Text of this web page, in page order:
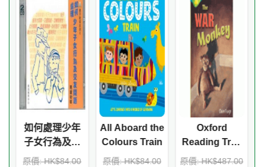
如何處理少年
子女行為及交
友問題(CD)
原價: HK$84.00
All Aboard the
Colours Train
原價: HK$84.00
Oxford
Reading Tree
Treetops
原價: HK$487.00